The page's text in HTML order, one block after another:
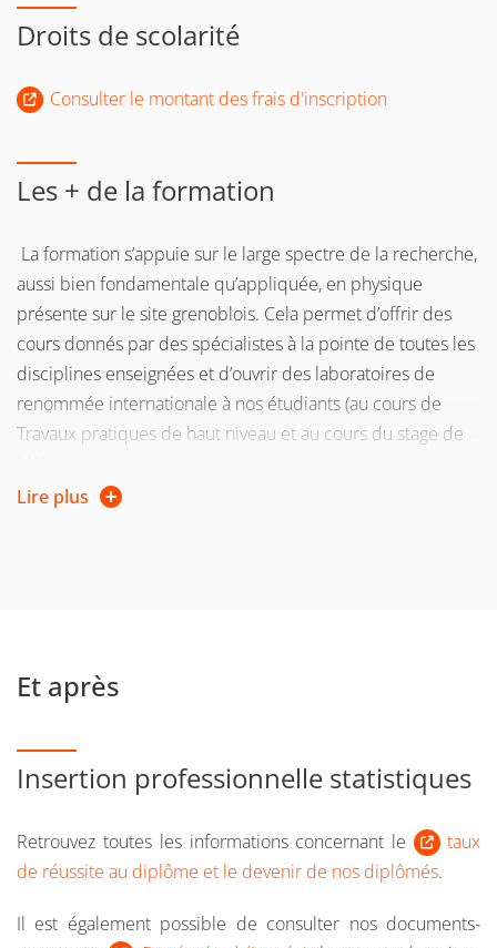
Pour plus d'informations, consultez la page web de la
Vous pouvez également
Consulter les tarifs
Droits de scolarité
Consulter le montant des frais d'inscription
Les + de la formation
La formation s’appuie sur le large spectre de la recherche,
aussi bien fondamentale qu’appliquée, en physique
présente sur le site grenoblois. Cela permet d’offrir des
cours donnés par des spécialistes à la pointe de toutes les
disciplines enseignées et d’ouvrir des laboratoires de
renommée internationale à nos étudiants (au cours de
Travaux pratiques de haut niveau et au cours du stage de
L’enseignement du M1 peut être de plus étendu par
de participer au Tournoi de Physique.
Lire plus
Et après
Insertion professionnelle statistiques
Retrouvez toutes les informations concernant le
taux
de réussite au diplôme et le devenir de nos diplômés.
Il est également possible de consulter nos documents-